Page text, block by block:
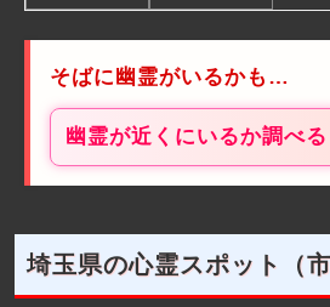
そばに幽霊がいるかも…
幽霊が近くにいるか調べる
埼玉県の心霊スポット（市